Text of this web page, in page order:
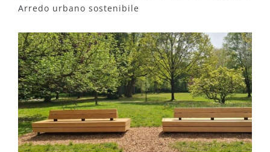
Arredo urbano sostenibile